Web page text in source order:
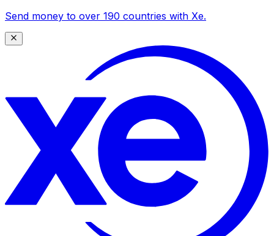
Send money to over 190 countries with Xe.